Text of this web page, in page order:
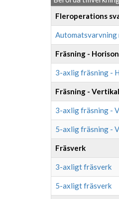
Fleroperations
Automatsvarvning
Fräsning -
3-axlig fräsning -
Fräsning - Vertikal
3-axlig fräsning -
5-axlig fräsning -
Fräsverk
3-axligt fräsverk
5-axligt fräsverk